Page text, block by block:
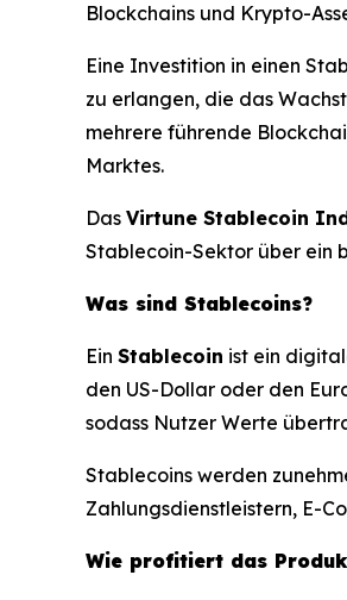
Blockchains und Krypto-
Eine Investition in einen
zu erlangen, die das
mehrere führende
Marktes.
Das Virtune Stablecoin
Stablecoin-Sektor über ein
Was sind Stablecoins?
Ein Stablecoin ist ein
den US-Dollar oder den
sodass Nutzer Werte
Stablecoins werden
Zahlungsdienstleistern, E-
Wie profitiert das